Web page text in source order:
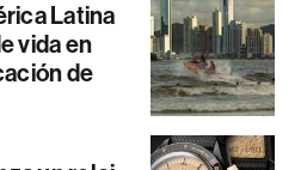
Latina
vida en
de